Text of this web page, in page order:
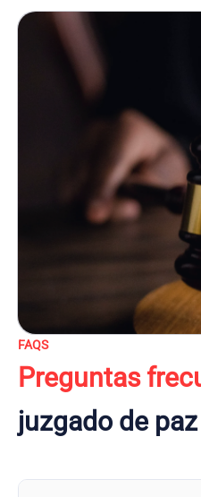
FAQS
Preguntas
juzgado de